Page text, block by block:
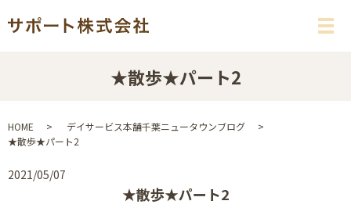
メ
★散歩★パート2
HOME
デイサービス本舗千葉ニュータウンブログ
★散歩★パート2
2021/05/07
★散歩★パート2